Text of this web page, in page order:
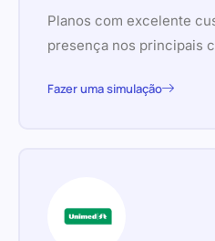
Planos com excelente
presença nos principais
Fazer uma simulação